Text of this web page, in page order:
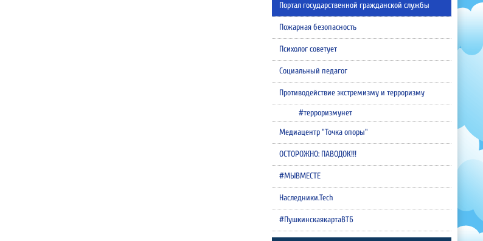
Портал государственной гражданской службы
Пожарная безопасность
Психолог советует
Социальный педагог
Противодействие экстремизму и терроризму
#терроризмунет
Медиацентр "Точка опоры"
ОСТОРОЖНО: ПАВОДОК!!!
#МЫВМЕСТЕ
Наследники.Tech
#ПушкинскаякартаВТБ